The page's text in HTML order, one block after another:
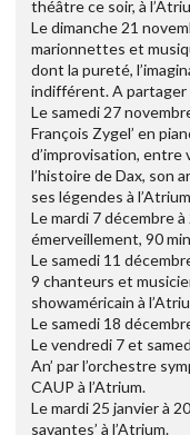
théâtre ce soir, à
Le dimanche 21
marionnettes et
dont la pureté,
indifférent. A partager
Le samedi 27
François Zygel’ en
d’improvisation,
l’histoire de Dax, son
ses légendes à
Le mardi 7 décembre
émerveillement, 90
Le samedi 11
9 chanteurs et
showaméricain à
Le samedi 18
Le vendredi 7 et
An’ par l’orchestre
CAUP à l’Atrium.
Le mardi 25 janvier à
savantes’ à l’Atrium.